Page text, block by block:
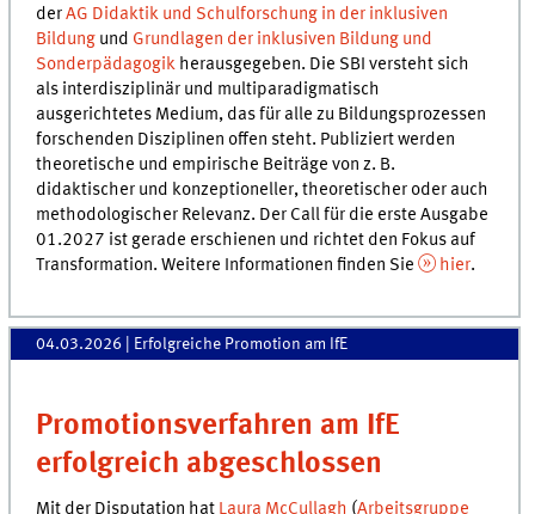
derAG Didaktik und Schulforschung in der inklusiven
Bildung und Grundlagen der inklusiven Bildung und
Sonderpädagogik herausgegeben. Die SBI versteht sich
als interdisziplinär und multiparadigmatisch
ausgerichtetes Medium, das für alle zu Bildungsprozessen
forschenden Disziplinen offen steht. Publiziert werden
theoretische und empirische Beiträge von z. B.
didaktischer und konzeptioneller, theoretischer oder auch
methodologischer Relevanz. Der Call für die erste Ausgabe
01.2027 ist gerade erschienen und richtet den Fokus auf
Transformation. Weitere Informationen finden Sie
hier.
04.03.2026 | Erfolgreiche Promotion am IfE
Promotionsverfahren am IfE
erfolgreich abgeschlossen
Mit der Disputation hat Laura McCullagh (Arbeitsgruppe